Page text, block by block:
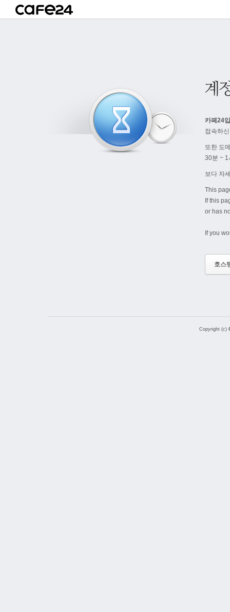
카페24
접속하
또한 도
30분 ~ 1
보다 자
This
If this
or has
If you
호스
Copyright (c)